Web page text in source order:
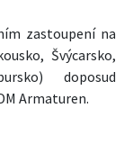
zastoupení na
Švýcarsko,
doposud
Armaturen.